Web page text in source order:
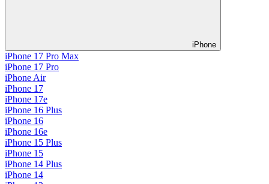
iPhone
iPhone 17 Pro Max
iPhone 17 Pro
iPhone Air
iPhone 17
iPhone 17e
iPhone 16 Plus
iPhone 16
iPhone 16e
iPhone 15 Plus
iPhone 15
iPhone 14 Plus
iPhone 14